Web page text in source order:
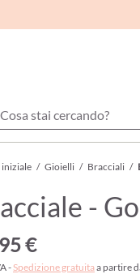
iniziale / Gioielli / Bracciali /
-
€
- Spedizione gratuitaa partire